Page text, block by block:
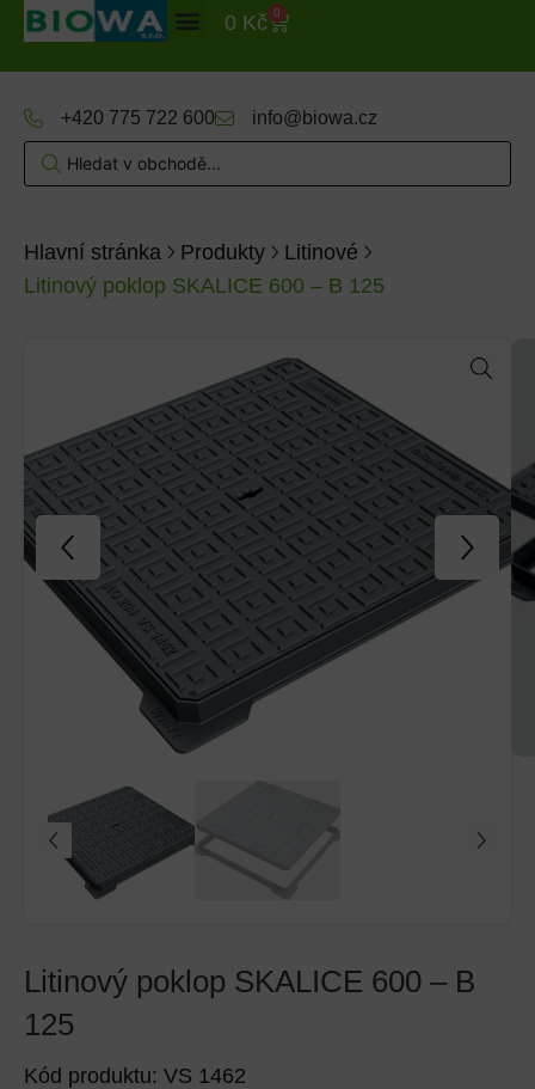
0 Kč 0
+420 775 722 600 info@biowa.cz
Hlavní stránka Produkty
Litinové
Litinový poklop SKALICE 600 – B 125
Litinový poklop SKALICE 600 – B
125
Kód produktu: VS 1462